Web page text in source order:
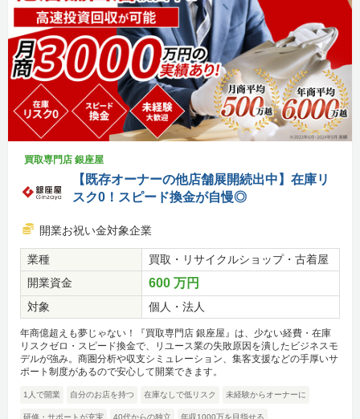
買取専門店 銀座屋
【既存オーナーの他店舗展開続出中】在庫リ
スク0！スピード換金が自慢◎
開業お祝い金対象企業
業種
買取・リサイクルショップ・古着屋
開業資金
600 万円
対象 個人・法人
年商億超えも夢じゃない！『買取専門店 銀座屋』は、少ない経費・在庫
リスクゼロ・スピード換金で、リユース業の失敗原因を潰したビジネスモ
デルが強み。商圏分析や収支シミュレーション、集客支援などの手厚いサ
ポート制度があるので安心して開業できます。
1人で開業 自分のお店を持つ 在庫なしで低リスク 未経験からオーナーに
研修・サポートが充実 40代からの独立 年収1000万を目指せる